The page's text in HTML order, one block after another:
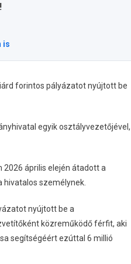
is
forintos pályázatot nyújtott be
egyik osztályvezetőjével,
április elején átadott a
személynek.
nyújtott be a
közreműködő férfit, aki
segítségéért ezúttal 6 millió